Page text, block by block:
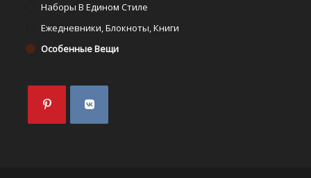
Наборы В Едином Стиле
Ежедневники, Блокноты, Книги
Особенные Вещи